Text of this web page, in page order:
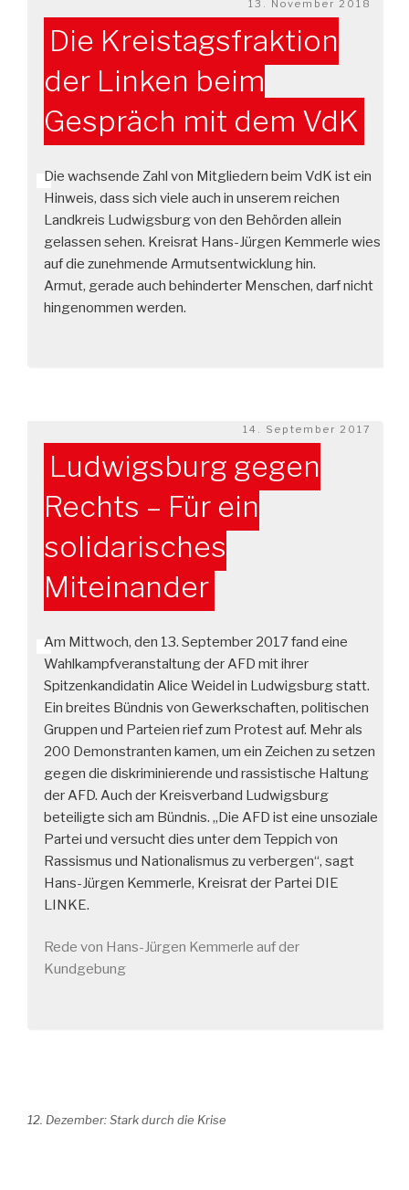
am
13. November 2018
Die Kreistagsfraktion
der Linken beim
Gespräch mit dem VdK
Die wachsende Zahl von Mitgliedern beim VdK ist ein
Hinweis, dass sich viele auch in unserem reichen
Landkreis Ludwigsburg von den Behörden allein
gelassen sehen. Kreisrat Hans-Jürgen Kemmerle wies
auf die zunehmende Armutsentwicklung hin.
Armut, gerade auch behinderter Menschen, darf nicht
hingenommen werden.
Veröffentlicht
am
14. September 2017
Ludwigsburg gegen
Rechts – Für ein
solidarisches
Miteinander
Am Mittwoch, den 13. September 2017 fand eine
Wahlkampfveranstaltung der AFD mit ihrer
Spitzenkandidatin Alice Weidel in Ludwigsburg statt.
Ein breites Bündnis von Gewerkschaften, politischen
Gruppen und Parteien rief zum Protest auf. Mehr als
200 Demonstranten kamen, um ein Zeichen zu setzen
gegen die diskriminierende und rassistische Haltung
der AFD. Auch der Kreisverband Ludwigsburg
beteiligte sich am Bündnis. „Die AFD ist eine unsoziale
Partei und versucht dies unter dem Teppich von
Rassismus und Nationalismus zu verbergen“, sagt
Hans-Jürgen Kemmerle, Kreisrat der Partei DIE
LINKE.
Rede von Hans-Jürgen Kemmerle auf der
Kundgebung
12. Dezember: Stark durch die Krise